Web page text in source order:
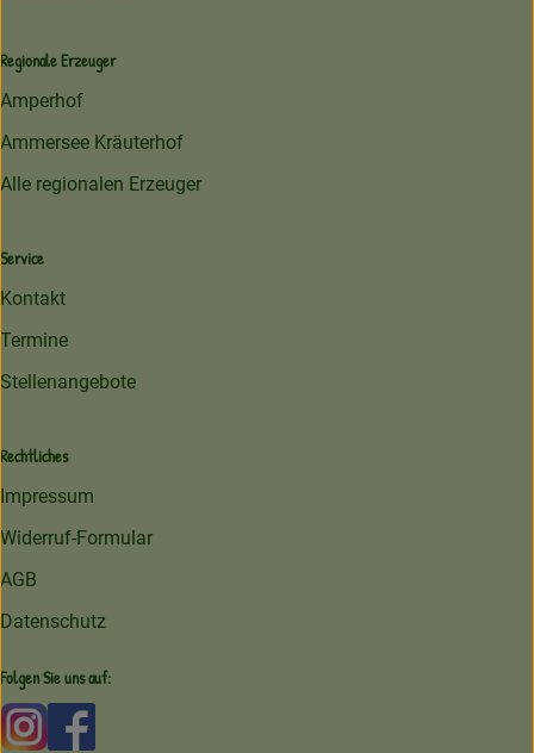
Regionale Erzeuger
Amperhof
Ammersee Kräuterhof
Alle regionalen Erzeuger
Service
Kontakt
Termine
Stellenangebote
Rechtliches
Impressum
Widerruf-Formular
AGB
Datenschutz
Folgen Sie uns auf:
Externer Link zu https://www.instagram.com/